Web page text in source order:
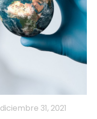
diciembre 31, 2021